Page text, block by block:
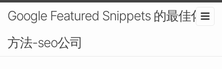
Google Featured Snippets 的最佳化
方法-seo公司